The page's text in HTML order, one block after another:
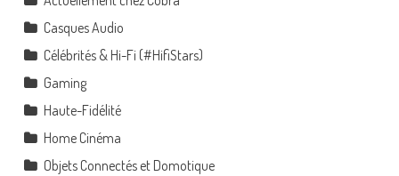
Casques Audio
Célébrités & Hi-Fi (#HifiStars)
Gaming
Haute-Fidélité
Home Cinéma
Objets Connectés et Domotique